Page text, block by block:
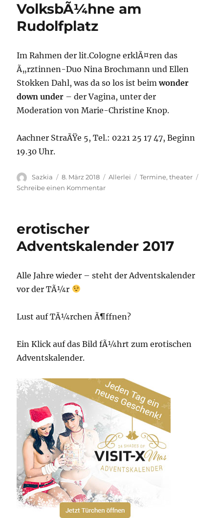
durch
VolksbÃ¼hne am
Rudolfplatz
Im Rahmen der lit.Cologne erklÃ¤ren das
Ã„rztinnen-Duo Nina Brochmann und Ellen
Stokken Dahl, was da so los ist beimwonder
down under – der Vagina, unter der
Moderation von Marie-Christine Knop.
Aachner StraÃŸe 5, Tel.: 0221 25 17 47, Beginn
19.30 Uhr.
Autor
Sazkia
Veröffentlicht
am
8. März 2018 Kategorien
Allerlei Schlagwörter
Termine,theater
Schreibe einen Kommentar
erotischer
Adventskalender 2017
Alle Jahre wieder – steht der Adventskalender
vor der TÃ¼r
Lust auf TÃ¼rchen Ã¶ffnen?
Ein Klick auf das Bild fÃ¼hrt zum erotischen
Adventskalender.